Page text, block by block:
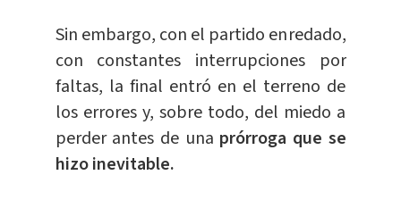
Sin embargo, con el partido enredado,
con constantes interrupciones por
faltas, la final entró en el terreno de
los errores y, sobre todo, del miedo a
perder antes de una prórroga que se
hizo inevitable.